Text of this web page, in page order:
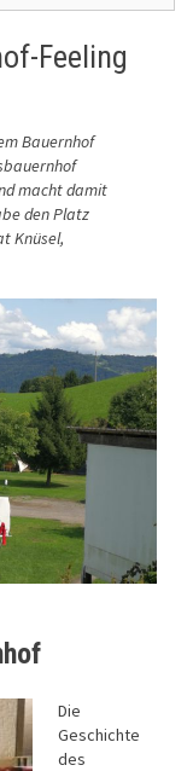
Feeling
Bauernhof
macht damit
den Platz
Knüsel,
Die
Geschichte
des